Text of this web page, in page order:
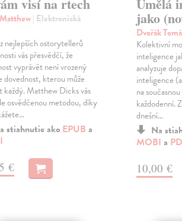
| Elektronická
nejlepších ostorytellerů
vás přesvědčí, že
vyprávět není vrozený
dovednost, kterou může
každý. Matthew Dicks vás
osvědčenou metodou, díky
stiahnutie ako EPUB a
€
jako
Dvořák
Kolektivní
inteligence
analyzuje
inteligence
na
každodenní.
dnešní…
Na
MOBI a
10,00 €